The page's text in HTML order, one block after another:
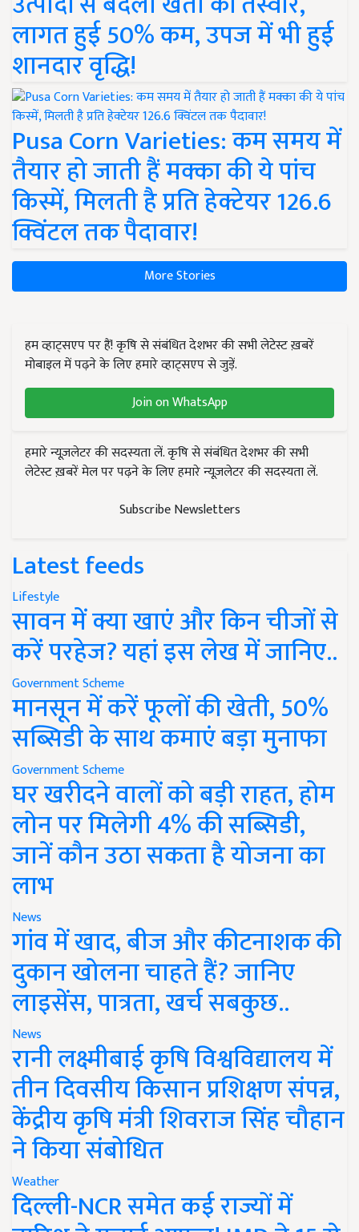
लागत हुई 50% कम, उपज में भी हुई
शानदार वृद्धि!
Pusa Corn Varieties: कम समय में
तैयार हो जाती हैं मक्का की ये पांच
किस्में, मिलती है प्रति हेक्टेयर 126.6
क्विंटल तक पैदावार!
More Stories
हम व्हाट्सएप पर हैं! कृषि से संबंधित देशभर की सभी लेटेस्ट ख़बरें
मोबाइल में पढ़ने के लिए हमारे व्हाट्सएप से जुड़ें.
Join on WhatsApp
हमारे न्यूज़लेटर की सदस्यता लें. कृषि से संबंधित देशभर की सभी
लेटेस्ट ख़बरें मेल पर पढ़ने के लिए हमारे न्यूज़लेटर की सदस्यता लें.
Subscribe Newsletters
Latest feeds
Lifestyle
सावन में क्या खाएं और किन चीजों से
करें परहेज? यहां इस लेख में जानिए..
Government Scheme
मानसून में करें फूलों की खेती, 50%
सब्सिडी के साथ कमाएं बड़ा मुनाफा
Government Scheme
घर खरीदने वालों को बड़ी राहत, होम
लोन पर मिलेगी 4% की सब्सिडी,
जानें कौन उठा सकता है योजना का
लाभ
News
गांव में खाद, बीज और कीटनाशक की
दुकान खोलना चाहते हैं? जानिए
लाइसेंस, पात्रता, खर्च सबकुछ..
News
रानी लक्ष्मीबाई कृषि विश्वविद्यालय में
तीन दिवसीय किसान प्रशिक्षण संपन्न,
केंद्रीय कृषि मंत्री शिवराज सिंह चौहान
ने किया संबोधित
Weather
दिल्ली-NCR समेत कई राज्यों में